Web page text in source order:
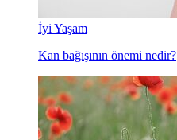
İyi Yaşam
Kan bağışının önemi nedir?